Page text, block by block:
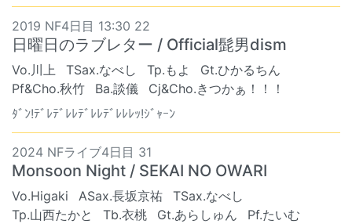
2019 NF4日目 13:30 22
日曜日のラブレター / Official髭男dism
Vo.川上 TSax.なべし Tp.もよ
Gt.ひかるちん
Pf&Cho.秋竹
Ba.談儀
Cj&Cho.きつかぁ！！！
ﾀﾞﾝ!ﾃﾞﾚﾃﾞﾚﾚﾃﾞﾚﾚﾃﾞﾚﾚﾚｯ!ｼﾞｬｰﾝ
2024 NFライブ4日目 31
Monsoon Night / SEKAI NO OWARI
Vo.Higaki ASax.長坂京祐
TSax.なべし
Tp.山西たかと
Tb.衣桃 Gt.あらしゅん
Pf.たいむ